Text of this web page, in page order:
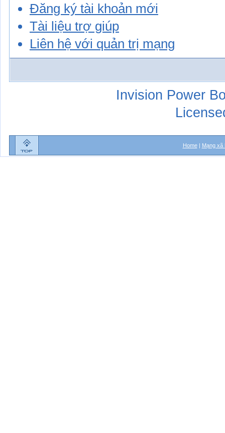
Đăng ký tài khoản mới
Tài liệu trợ giúp
Liên hệ với quản trị mạng
Invision Power
Home| Mạng xã